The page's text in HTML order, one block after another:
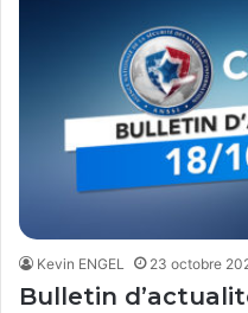
Kevin ENGEL 23 octobre
Bulletin